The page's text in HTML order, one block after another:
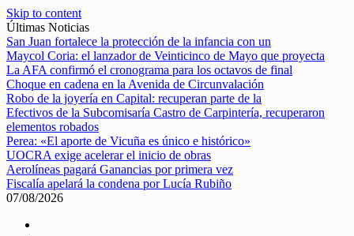
Skip to content
Últimas Noticias
San Juan fortalece la protección de la infancia con un
Maycol Coria: el lanzador de Veinticinco de Mayo que proyecta
La AFA confirmó el cronograma para los octavos de final
Choque en cadena en la Avenida de Circunvalación
Robo de la joyería en Capital: recuperan parte de la
Efectivos de la Subcomisaría Castro de Carpintería, recuperaron
elementos robados
Perea: «El aporte de Vicuña es único e histórico»
UOCRA exige acelerar el inicio de obras
Aerolíneas pagará Ganancias por primera vez
Fiscalía apelará la condena por Lucía Rubiño
07/08/2026